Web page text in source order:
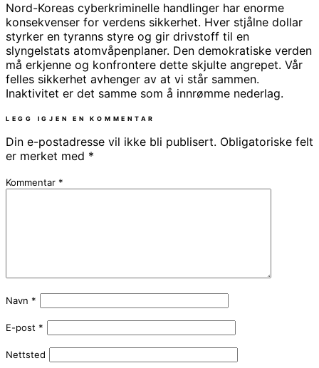
Nord-Koreas cyberkriminelle handlinger har enorme
konsekvenser for verdens sikkerhet. Hver stjålne dollar
styrker en tyranns styre og gir drivstoff til en
slyngelstats atomvåpenplaner. Den demokratiske verden
må erkjenne og konfrontere dette skjulte angrepet. Vår
felles sikkerhet avhenger av at vi står sammen.
Inaktivitet er det samme som å innrømme nederlag.
LEGG IGJEN EN KOMMENTAR
Din e-postadresse vil ikke bli publisert. Obligatoriske felt
er merket med *
Kommentar *
Navn *
E-post *
Nettsted